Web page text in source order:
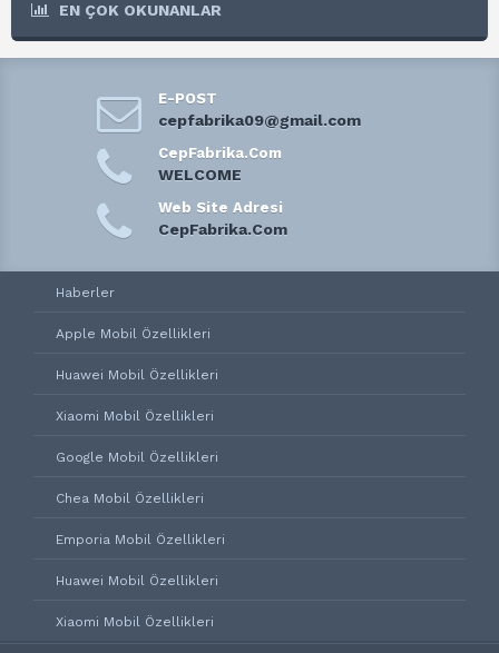
EN ÇOK OKUNANLAR
E-POST
cepfabrika09@gmail.com
CepFabrika.Com
WELCOME
Web Site Adresi
CepFabrika.Com
Haberler
Apple Mobil Özellikleri
Huawei Mobil Özellikleri
Xiaomi Mobil Özellikleri
Google Mobil Özellikleri
Chea Mobil Özellikleri
Emporia Mobil Özellikleri
Huawei Mobil Özellikleri
Xiaomi Mobil Özellikleri